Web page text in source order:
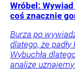
Wróbel: Wywiad
coś znacznie
Burza po
dlatego, że
Wybuchła
analizę